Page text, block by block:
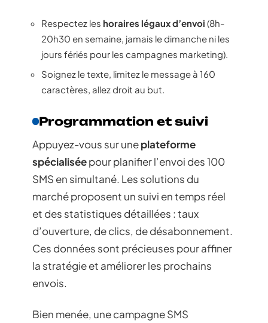
Respectez les horaires légaux d’envoi (8h-
20h30 en semaine, jamais le dimanche ni les
jours fériés pour les campagnes marketing).
Soignez le texte, limitez le message à 160
caractères, allez droit au but.
Programmation et suivi
Appuyez-vous sur uneplateforme
spécialiséepour planifier l’envoi des 100
SMS en simultané. Les solutions du
marché proposent un suivi en temps réel
et des statistiques détaillées : taux
d’ouverture, de clics, de désabonnement.
Ces données sont précieuses pour affiner
la stratégie et améliorer les prochains
envois.
Bien menée, une campagne SMS